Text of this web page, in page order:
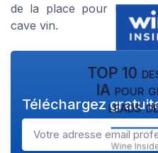
de la place pour une
cave vin.
TOP 10
IA pour
leads
Wine
Téléchargez